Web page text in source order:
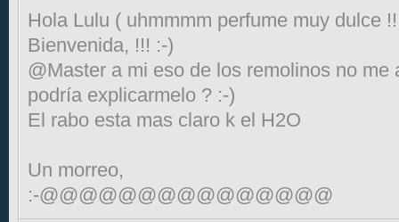
Hola Lulu ( uhmmmm perfume muy dulce
Bienvenida, !!! :-)
@Master a mi eso de los remolinos no me
podría explicarmelo ? :-)
El rabo esta mas claro k el H2O
Un morreo,
:-@@@@@@@@@@@@@@@